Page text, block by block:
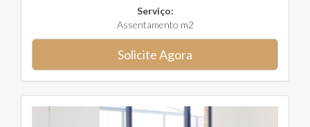
Serviço:
Assentamento m2
Solicite Agora